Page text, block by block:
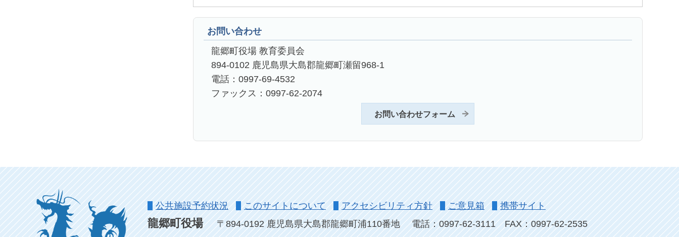
お問い合わせ
龍郷町役場 教育委員会
894-0102 鹿児島県大島郡龍郷町瀬留968-1
電話：0997-69-4532
ファックス：0997-62-2074
お問い合わせフォーム
公共施設予約状況 このサイトについて アクセシビリティ方針 ご意見箱 携帯サイト
龍郷町役場 〒894-0192 鹿児島県大島郡龍郷町浦110番地 電話：0997-62-3111
FAX：0997-62-2535